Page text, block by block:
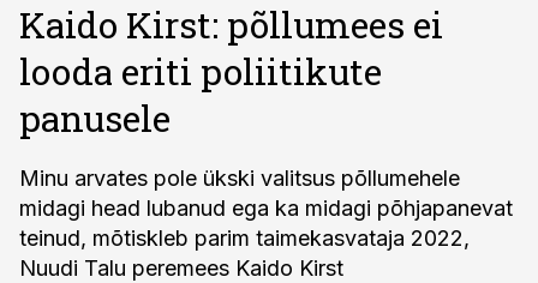
Kaido Kirst: põllumees ei
looda eriti poliitikute
panusele
Minu arvates pole ükski valitsus põllumehele
midagi head lubanud ega ka midagi põhjapanevat
teinud, mõtiskleb parim taimekasvataja 2022,
Nuudi Talu peremees Kaido Kirst